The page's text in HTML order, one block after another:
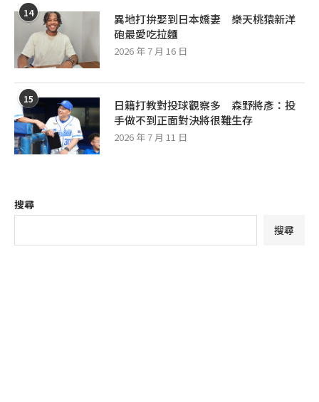
14
異地打拚娶到日本嬌妻 樂天桃猿新洋
砲最愛吃拉麵
2026 年 7 月 16 日
15
日籍打教對投球觀察多 森野將彥：投
手做不到正面對決將很難生存
2026 年 7 月 11 日
搜尋
搜尋